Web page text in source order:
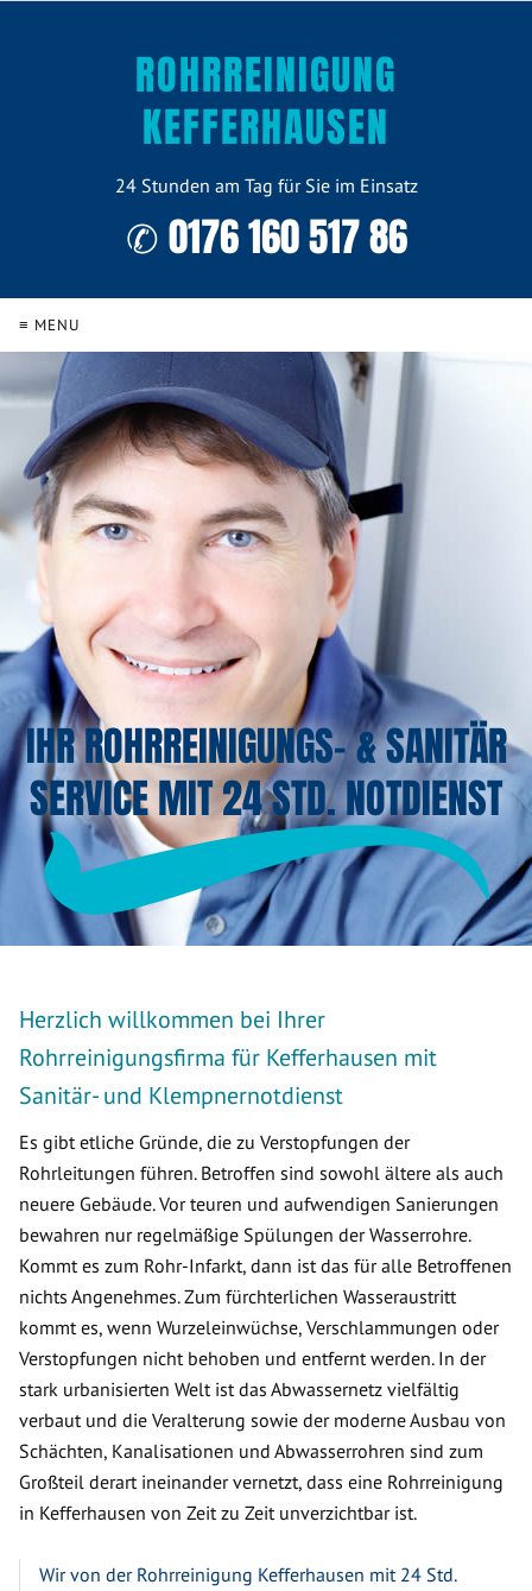
ROHRREINIGUNG
KEFFERHAUSEN
24 Stunden am Tag für Sie im Einsatz
✆ 0176 160 517 86
≡ MENU
IHR ROHRREINIGUNGS- & SANITÄR
SERVICE MIT 24 STD. NOTDIENST
Herzlich willkommen bei Ihrer
Rohrreinigungsfirma für Kefferhausen mit
Sanitär- und Klempnernotdienst
Es gibt etliche Gründe, die zu Verstopfungen der
Rohrleitungen führen. Betroffen sind sowohl ältere als auch
neuere Gebäude. Vor teuren und aufwendigen Sanierungen
bewahren nur regelmäßige Spülungen der Wasserrohre.
Kommt es zum Rohr-Infarkt, dann ist das für alle Betroffenen
nichts Angenehmes. Zum fürchterlichen Wasseraustritt
kommt es, wenn Wurzeleinwüchse, Verschlammungen oder
Verstopfungen nicht behoben und entfernt werden. In der
stark urbanisierten Welt ist das Abwassernetz vielfältig
verbaut und die Veralterung sowie der moderne Ausbau von
Schächten, Kanalisationen und Abwasserrohren sind zum
Großteil derart ineinander vernetzt, dass eine Rohrreinigung
in Kefferhausen von Zeit zu Zeit unverzichtbar ist.
Wir von der Rohrreinigung Kefferhausen mit 24 Std.